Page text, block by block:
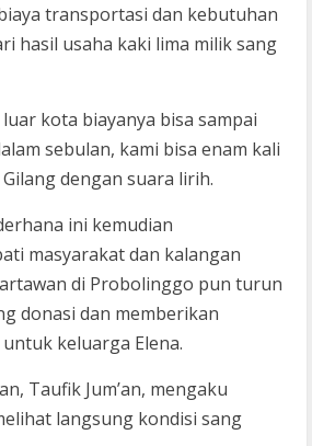
transportasi dan kebutuhan
hasil usaha kaki lima milik sang
kota biayanya bisa sampai
sebulan, kami bisa enam kali
dengan suara lirih.
ini kemudian
masyarakat dan kalangan
di Probolinggo pun turun
donasi dan memberikan
keluarga Elena.
Taufik Jum’an, mengaku
langsung kondisi sang